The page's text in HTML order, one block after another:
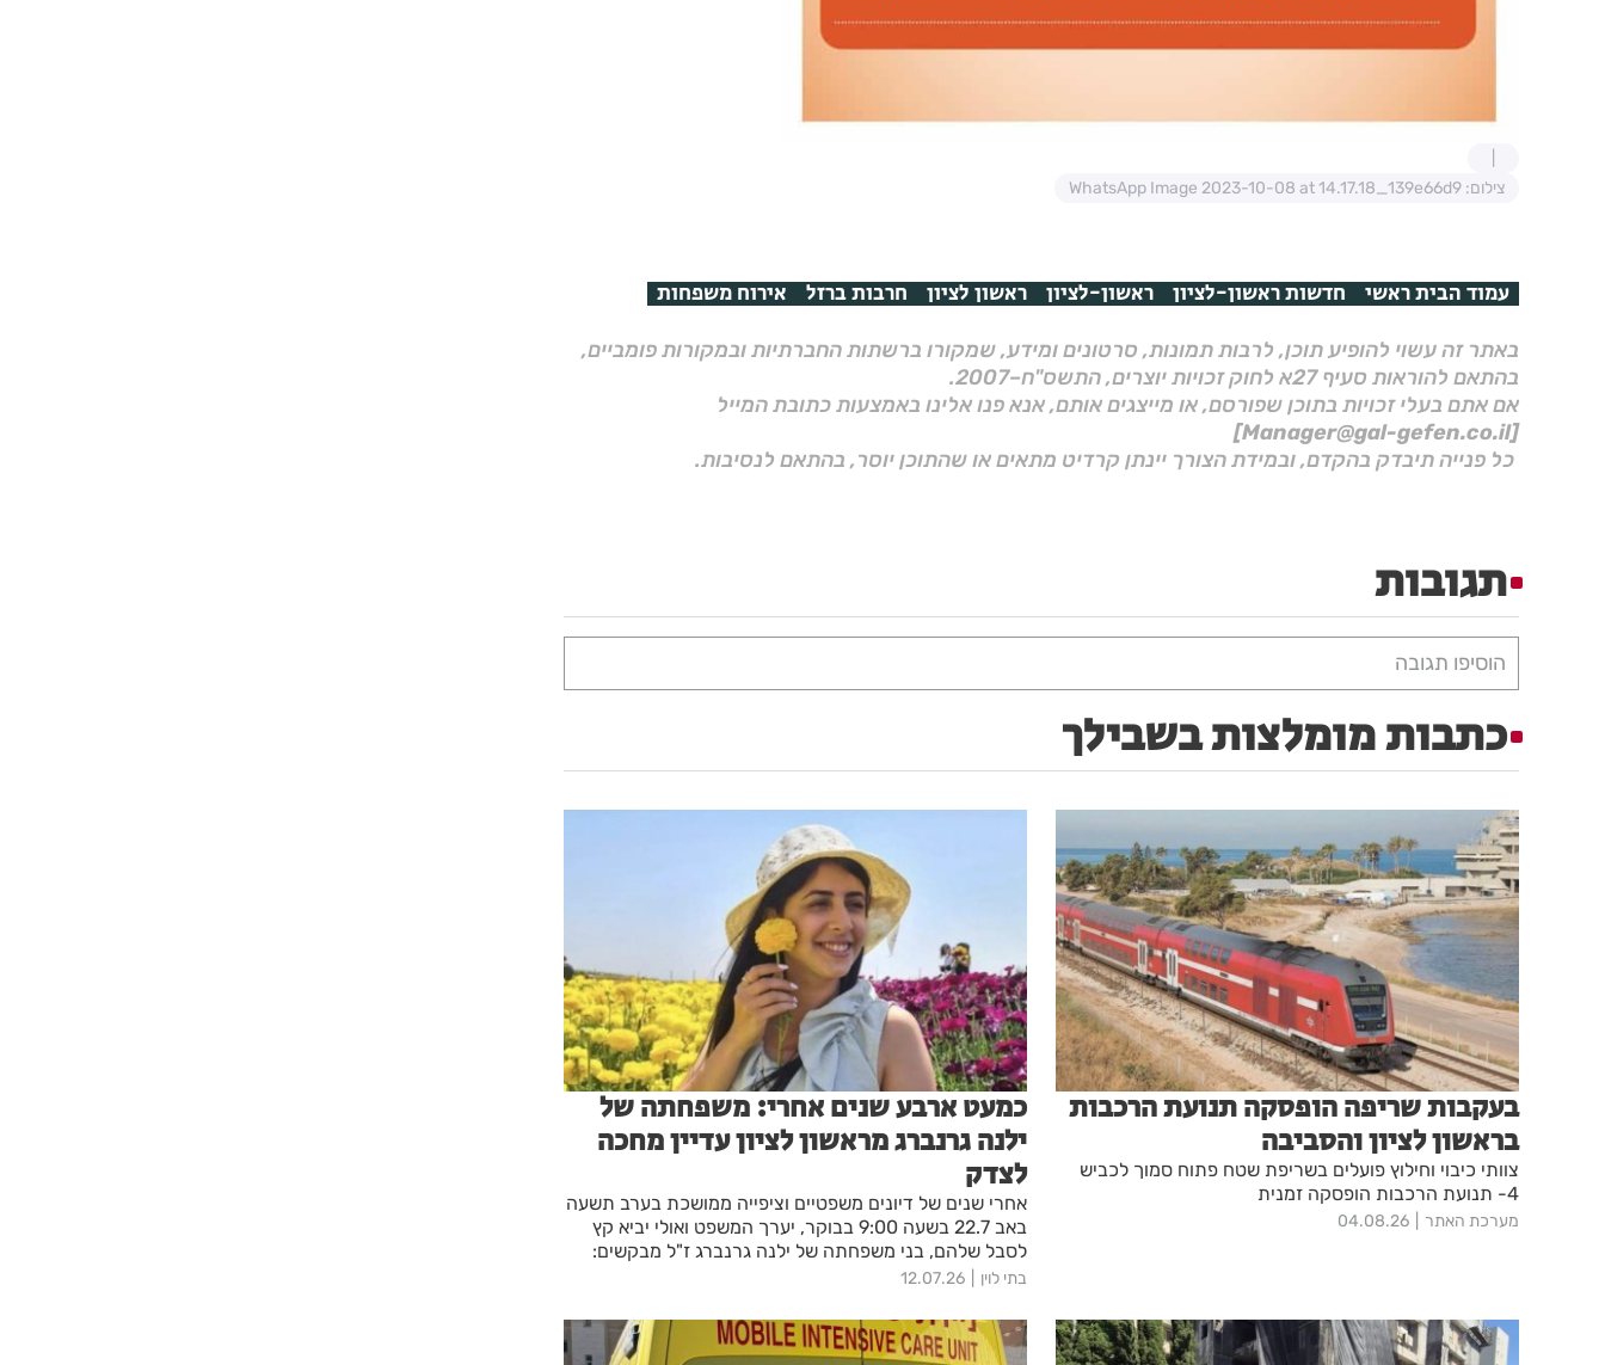
צילום: WhatsApp Image 2023-10-08 at 14.17.18_139e66d9
עמוד הבית ראשי חדשות ראשון-לציון ראשון-לציון ראשון לציון חרבות ברזל אירוח משפחות
באתר זה עשוי להופיע תוכן, לרבות תמונות, סרטונים ומידע, שמקורו ברשתות החברתיות ובמקורות פומביים,
בהתאם להוראות סעיף 27א לחוק זכויות יוצרים, התשס"ח–2007.
אם אתם בעלי זכויות בתוכן שפורסם, או מייצגים אותם, אנא פנו אלינו באמצעות כתובת המייל
[Manager@gal-gefen.co.il]
כל פנייה תיבדק בהקדם, ובמידת הצורך יינתן קרדיט מתאים או שהתוכן יוסר, בהתאם לנסיבות.
תגובות
הוסיפו תגובה
כתבות מומלצות בשבילך
בעקבות שריפה הופסקה תנועת הרכבות
בראשון לציון והסביבה
צוותי כיבוי וחילוץ פועלים בשריפת שטח פתוח סמוך לכביש
4- תנועת הרכבות הופסקה זמנית
מערכת האתר 04.08.26
כמעט ארבע שנים אחרי: משפחתה של
ילנה גרנברג מראשון לציון עדיין מחכה
לצדק
אחרי שנים של דיונים משפטיים וציפייה ממושכת בערב תשעה
באב 22.7 בשעה 9:00 בבוקר, יערך המשפט ואולי יביא קץ
לסבל שלהם, בני משפחתה של ילנה גרנברג ז"ל מבקשים:
"אל תשכחו את הילדה שלנו, בואו לתמוך בנו בבית המשפט"
בתי לוין 12.07.26